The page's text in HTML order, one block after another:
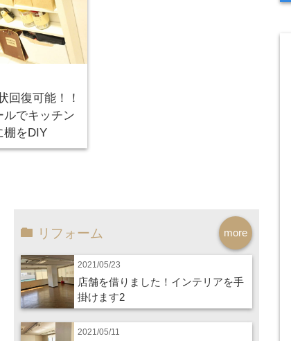
回復可能！！
ルでキッチン
棚をDIY
more
リフォーム
2021/05/23
店舗を借りました！インテリアを手
掛けます2
2021/05/11